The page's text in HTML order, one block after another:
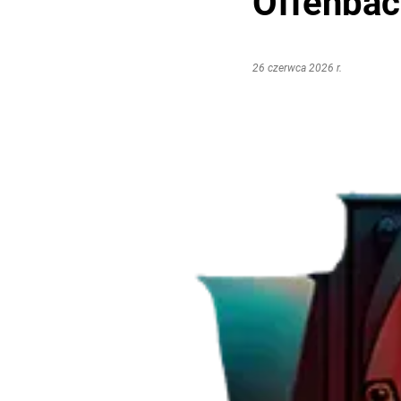
26 czerwca 2026 r.